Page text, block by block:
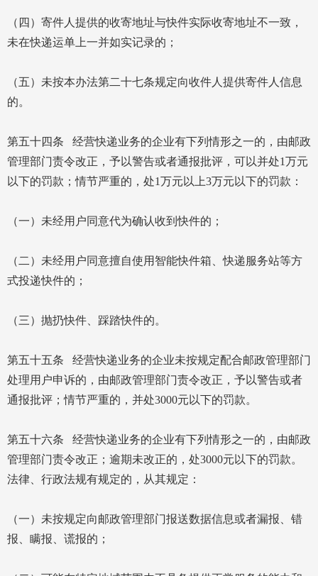
（四）寄件人提供的收寄地址与快件实际收寄地址不一致，
未在快递运单上一并如实记录的；
（五）未按本办法第二十七条规定向收件人提供寄件人信息
的。
第五十四条 经营快递业务的企业有下列情形之一的，由邮政
管理部门责令改正，予以警告或者通报批评，可以并处1万元
以下的罚款；情节严重的，处1万元以上3万元以下的罚款：
（一）未经用户同意代为确认收到快件的；
（二）未经用户同意擅自使用智能快件箱、快递服务站等方
式投递快件的；
（三）抛扔快件、踩踏快件的。
第五十五条 经营快递业务的企业未按规定配合邮政管理部门
处理用户申诉的，由邮政管理部门责令改正，予以警告或者
通报批评；情节严重的，并处3000元以下的罚款。
第五十六条 经营快递业务的企业有下列情形之一的，由邮政
管理部门责令改正；逾期未改正的，处3000元以下的罚款。
法律、行政法规有规定的，从其规定：
（一）未按规定向邮政管理部门报送数据信息或者漏报、错
报、瞒报、谎报的；